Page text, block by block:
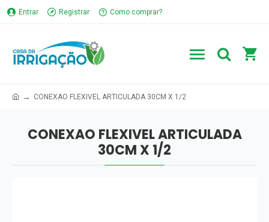
Entrar Registrar Como comprar?
CONEXAO FLEXIVEL ARTICULADA 30CM X 1/2
CONEXAO FLEXIVEL ARTICULADA
30CM X 1/2